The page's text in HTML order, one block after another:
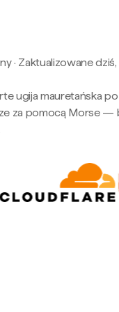
· Zaktualizowane
ugija mauretańska po
za pomocą Morse —